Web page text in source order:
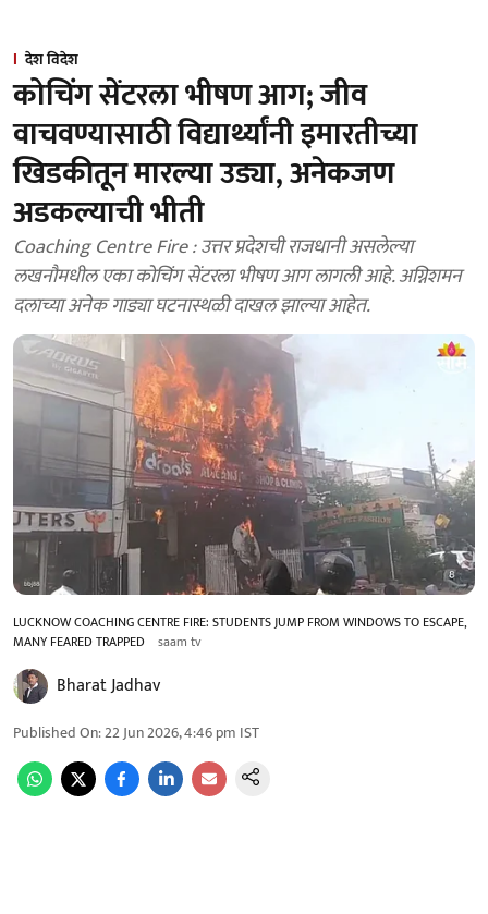
देश विदेश
कोचिंग सेंटरला भीषण आग; जीव
वाचवण्यासाठी विद्यार्थ्यांनी इमारतीच्या
खिडकीतून मारल्या उड्या, अनेकजण
अडकल्याची भीती
Coaching Centre Fire : उत्तर प्रदेशची राजधानी असलेल्या
लखनौमधील एका कोचिंग सेंटरला भीषण आग लागली आहे. अग्निशमन
दलाच्या अनेक गाड्या घटनास्थळी दाखल झाल्या आहेत.
LUCKNOW COACHING CENTRE FIRE: STUDENTS JUMP FROM WINDOWS TO ESCAPE,
MANY FEARED TRAPPED saam tv
Bharat Jadhav
Published On:22 Jun 2026, 4:46 pm IST